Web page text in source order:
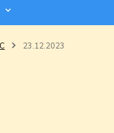
23.12.2023